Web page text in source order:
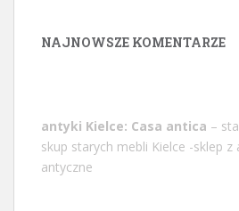
NAJNOWSZE KOMENTARZE
antyki Kielce: Casa antica –
skup starych mebli Kielce -sklep
antyczne